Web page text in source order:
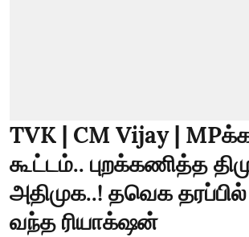
TVK | CM Vijay |
கூட்டம்.. புறக்கணித்த
அதிமுக..! தவெக தரப்பில்
வந்த ரியாக்‌ஷன்